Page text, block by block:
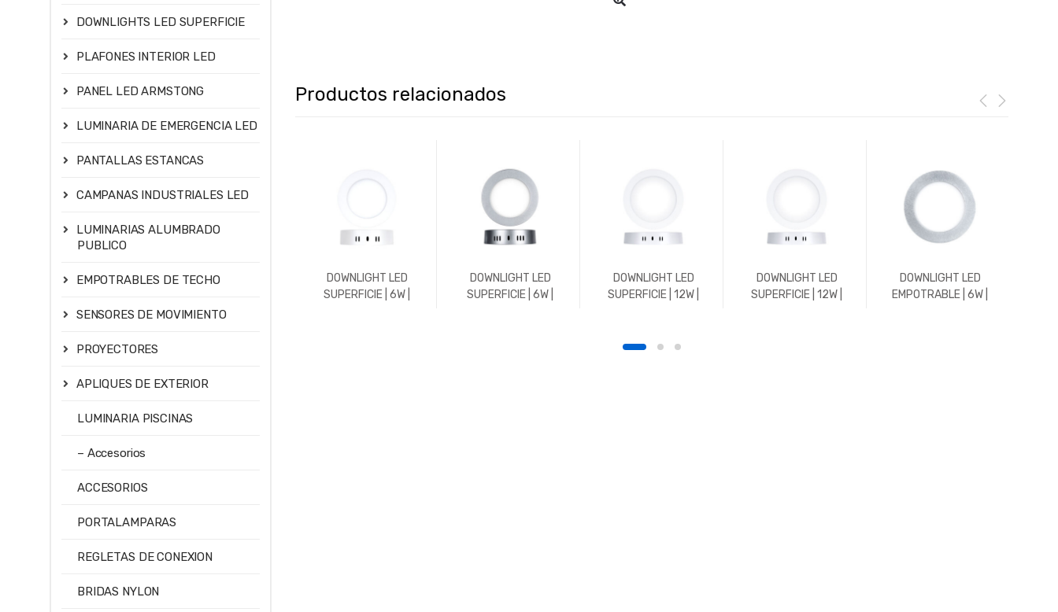
Productos relacionados
DOWNLIGHT LED
SUPERFICIE | 6W |
DOWNLIGHT LED
SUPERFICIE | 6W |
DOWNLIGHT LED
SUPERFICIE | 12W |
DOWNLIGHT LED
SUPERFICIE | 12W |
DOWNLIGHT LED
EMPOTRABLE | 6W |
DOWNLIGHTS LED SUPERFICIE
PLAFONES INTERIOR LED
PANEL LED ARMSTONG
LUMINARIA DE EMERGENCIA LED
PANTALLAS ESTANCAS
CAMPANAS INDUSTRIALES LED
LUMINARIAS ALUMBRADO
PUBLICO
EMPOTRABLES DE TECHO
SENSORES DE MOVIMIENTO
PROYECTORES
APLIQUES DE EXTERIOR
LUMINARIA PISCINAS
– Accesorios
ACCESORIOS
PORTALAMPARAS
REGLETAS DE CONEXION
BRIDAS NYLON